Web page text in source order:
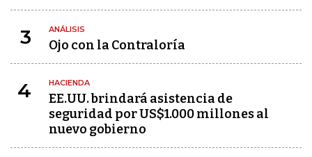
3 ANÁLISIS
Ojo con la Contraloría
4 HACIENDA
EE.UU. brindará asistencia de
seguridad por US$1.000 millones al
nuevo gobierno